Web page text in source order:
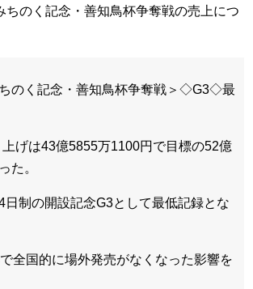
ちのく記念・善知鳥杯争奪戦の売上につ
のく記念・善知鳥杯争奪戦＞◇G3◇最
げは43億5855万1100円で目標の52億
た。
日制の開設記念G3として最低記録とな
全国的に場外発売がなくなった影響を